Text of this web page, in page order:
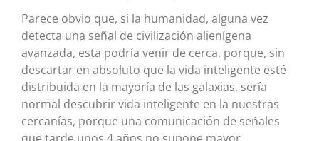
Parece obvio que, si la humanidad, alguna vez
detecta una señal de civilización alienígena
avanzada, esta podría venir de cerca, porque, sin
descartar en absoluto que la vida inteligente esté
distribuida en la mayoría de las galaxias, sería
normal descubrir vida inteligente en la nuestras
cercanías, porque una comunicación de señales